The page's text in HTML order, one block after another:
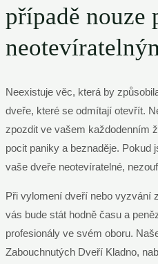
případě nouze
Neexistuje věc, která by
dveře, které se odmítají otevřít.
zpozdit ve vašem každodenním
pocit paniky a beznaděje. Pokud
vaše dveře neotevíratelné,
Při vylomení dveří nebo vyzvání
vás bude stát hodně času a
profesionály ve svém oboru.
Zabouchnutých Dveří Kladno,